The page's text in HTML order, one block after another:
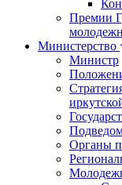
Премии
Министерство
Министр
Органы